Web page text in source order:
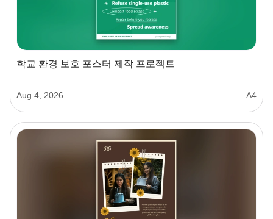
학교 환경 보호 포스터 제작 프로젝트
Aug 4, 2026 A4